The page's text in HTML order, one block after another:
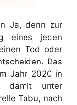
Ja, denn zur
eines jeden
Tod oder
Das
Jahr 2020 in
damit unter
Tabu, nach